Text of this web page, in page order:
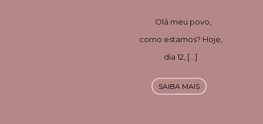
Olá meu povo,
como estamos? Hoje,
dia 12, […]
SAIBA MAIS